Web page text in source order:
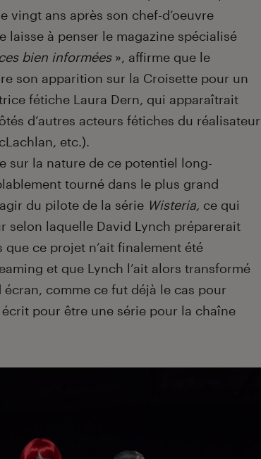
vingt ans après son chef-d’oeuvre
laisse à penser le magazine spécialisé
bien informées», affirme que le
son apparition sur la Croisette pour un
fétiche Laura Dern, qui apparaîtrait
d’autres acteurs fétiches du réalisateur
etc.).
sur la nature de ce potentiel long-
tourné dans le plus grand
du pilote de la série Wisteria, ce qui
selon laquelle David Lynch préparerait
ce projet n’ait finalement été
et que Lynch l’ait alors transformé
comme ce fut déjà le cas pour
pour être une série pour la chaîne